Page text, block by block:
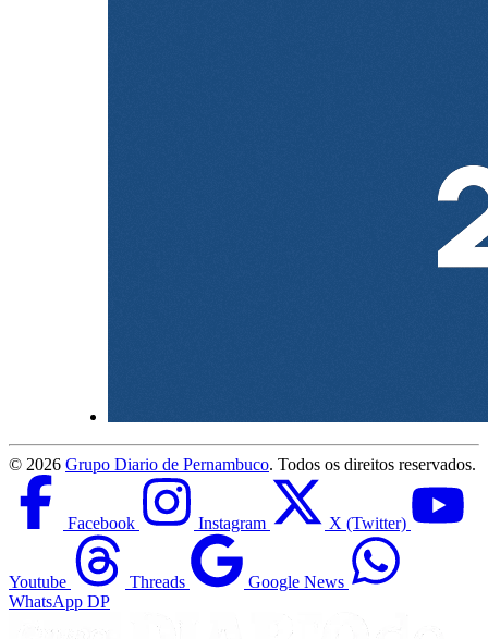
© 2026 Grupo Diario de Pernambuco. Todos os direitos reservados.
Facebook Instagram X (Twitter)
Youtube Threads
Google News
WhatsApp DP